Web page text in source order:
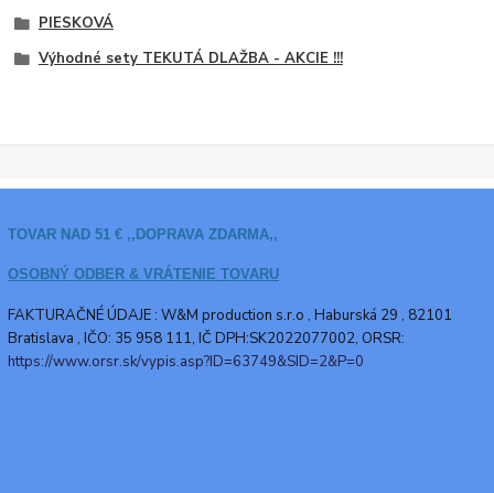
PIESKOVÁ
Výhodné sety TEKUTÁ DLAŽBA - AKCIE !!!
TOVAR NAD 51 € ,,DOPRAVA ZDARMA,,
OSOBNÝ ODBER & VRÁTENIE TOVARU
FAKTURAČNÉ ÚDAJE : W&M production s.r.o , Haburská 29 , 82101
Bratislava , IČO: 35 958 111, IČ DPH:SK2022077002, ORSR:
https://www.orsr.sk/vypis.asp?ID=63749&SID=2&P=0